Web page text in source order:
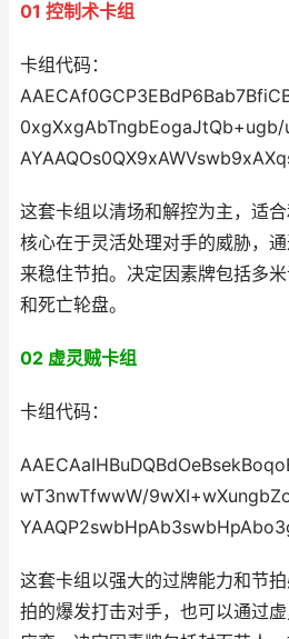
01 控制术卡组
卡组代码：
这套卡组以清场和解控为主，适
核心在于灵活处理对手的威胁，
来稳住节拍。决定因素牌包括多
和死亡轮盘‌。
02 虚灵贼卡组
卡组代码：
wT3nwTfwwW/
这套卡组以强大的过牌能力和节
拍的爆发打击对手，也可以通过